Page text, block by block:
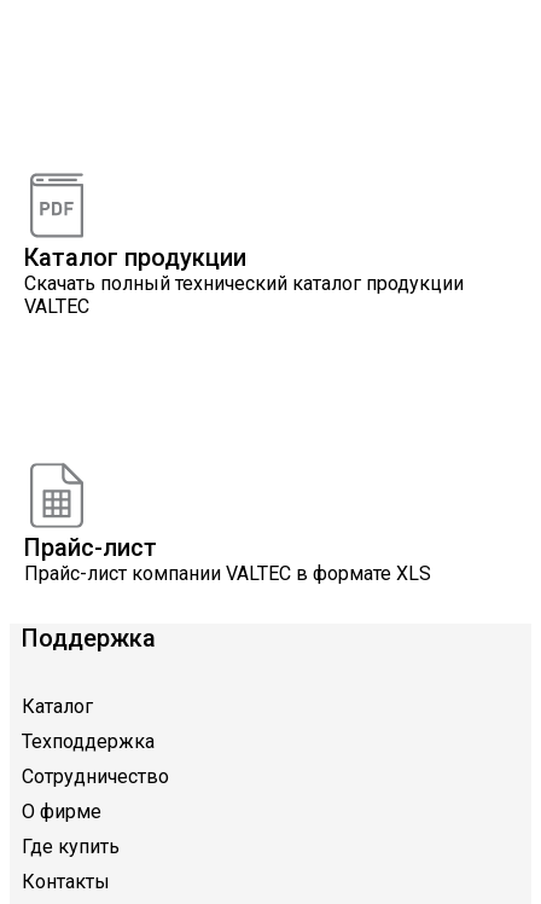
Каталог продукции
Скачать полный технический каталог продукции
VALTEC
Прайс-лист
Прайс-лист компании VALTEC в формате XLS
Поддержка
Каталог
Техподдержка
Сотрудничество
О фирме
Где купить
Контакты